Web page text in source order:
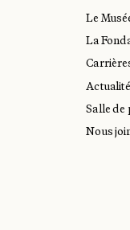
Le
La
Salle de
Nous